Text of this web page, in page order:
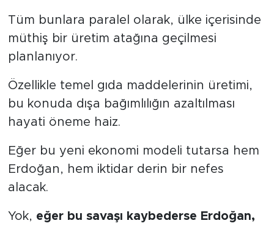
Tüm bunlara paralel olarak, ülke içerisinde
müthiş bir üretim atağına geçilmesi
planlanıyor.
Özellikle temel gıda maddelerinin üretimi,
bu konuda dışa bağımlılığın azaltılması
hayati öneme haiz.
Eğer bu yeni ekonomi modeli tutarsa hem
Erdoğan, hem iktidar derin bir nefes
alacak.
Yok, eğer bu savaşı kaybederse Erdoğan,